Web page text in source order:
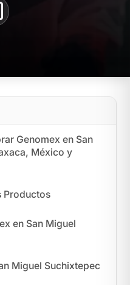
Genomex en San
México y
Productos
en San Miguel
Miguel Suchixtepec